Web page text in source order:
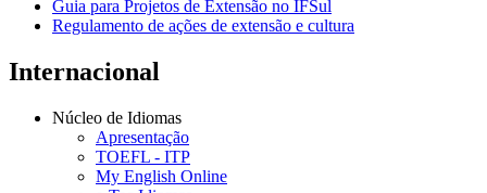
Guia para Projetos de Extensão no IFSul
Regulamento de ações de extensão e cultura
Internacional
Núcleo de Idiomas
Apresentação
TOEFL - ITP
My English Online